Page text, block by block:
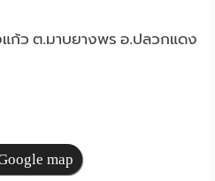
แก้ว ต.มาบยางพร อ.ปลวกแดง
map